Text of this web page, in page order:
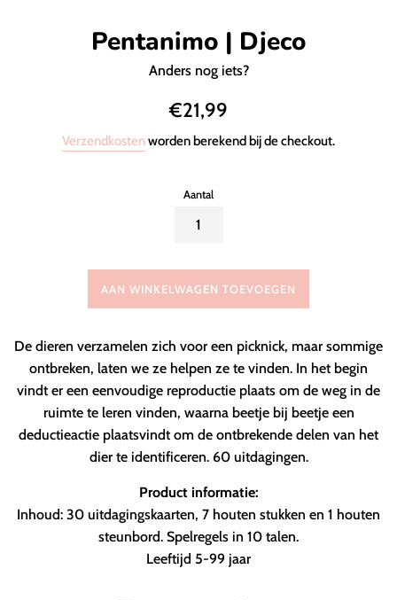
Pentanimo | Djeco
Anders nog iets?
Normale
€21,99
Verzendkostenworden berekend bij de checkout.
Aantal
AAN WINKELWAGEN TOEVOEGEN
De dieren verzamelen zich voor een picknick, maar sommige
ontbreken, laten we ze helpen ze te vinden. In het begin
vindt er een eenvoudige reproductie plaats om de weg in de
ruimte te leren vinden, waarna beetje bij beetje een
deductieactie plaatsvindt om de ontbrekende delen van het
dier te identificeren. 60 uitdagingen.
Product informatie:
Inhoud: 30 uitdagingskaarten, 7 houten stukken en 1 houten
steunbord. Spelregels in 10 talen.
Leeftijd 5-99 jaar